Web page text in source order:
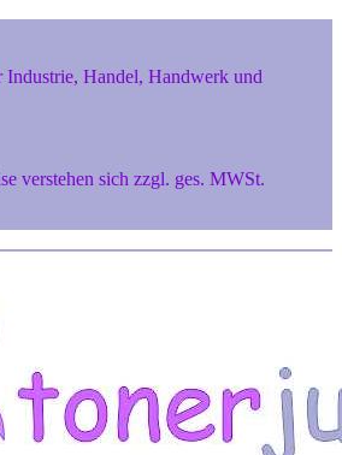
Industrie, Handel, Handwerk und
verstehen sich zzgl. ges. MWSt.
48346 Ostbevern und 48291 Telgte
anfragen unter 02532-7242, Mo. - Fr. 8 -